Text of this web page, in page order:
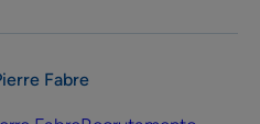
Fabre